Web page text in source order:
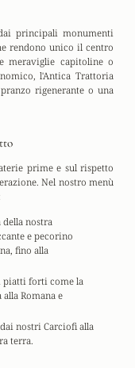
principali monumenti
rendono unico ilcentro
meraviglie capitoline o
l'Antica Trattoria
rigenerante o una
prime e sul rispetto
Nel nostro menù
della nostra
e pecorino
, fino alla
piatti forti come la
Romana e
dai nostriCarciofi alla
terra.